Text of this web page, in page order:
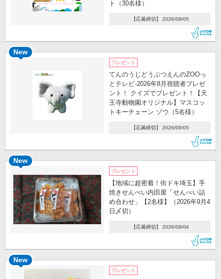
ト（30名様）
【応募締切】 2026/09/05
New
プレゼント
てんのうじどうぶつえんのZOOっ
とテレビ-2026年8月視聴者プレゼ
ント！ クイズでプレゼント！【天
王寺動物園オリジナル】マスコッ
トキーチェーン ゾウ（5名様）
【応募締切】 2026/09/05
New
プレゼント
【地域に超密着！街ドキ埼玉】手
焼きせんべい内田屋「せんべい詰
め合わせ」【2名様】（2026年9月4
日〆切）
【応募締切】 2026/09/04
New
プレゼント